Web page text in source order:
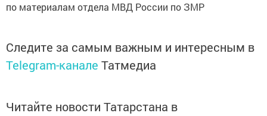
по материалам отдела МВД России по ЗМР
Следите за самым важным и интересным в
Telegram-канале Татмедиа
Читайте новости Татарстана в